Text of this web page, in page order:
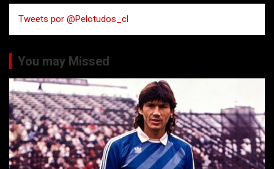
a
r
Tweets por @Pelotudos_cl
You may Missed